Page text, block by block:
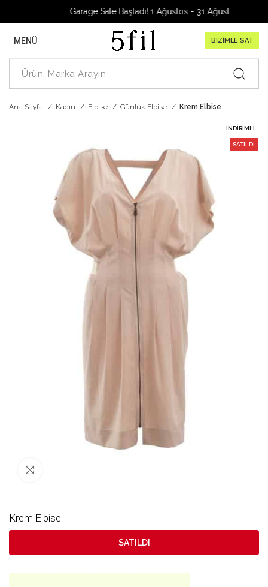
Garage Sale Başladı! 1 Ağustos - 31 Ağustos 2026
MENÜ BİZİMLE SAT
Ana Sayfa Kadın Elbise Günlük Elbise Krem Elbise
İNDIRIMLI
SATILDI
Krem Elbise
SATILDI